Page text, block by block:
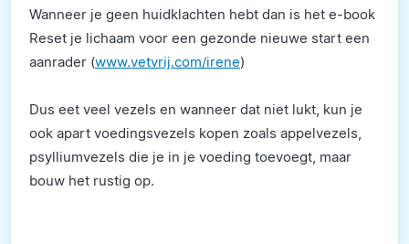
Wanneer je geen huidklachten hebt dan is het e-book
Reset je lichaam voor een gezonde nieuwe start een
aanrader (www.vetvrij.com/irene)
Dus eet veel vezels en wanneer dat niet lukt, kun je
ook apart voedingsvezels kopen zoals appelvezels,
psylliumvezels die je in je voeding toevoegt, maar
bouw het rustig op.